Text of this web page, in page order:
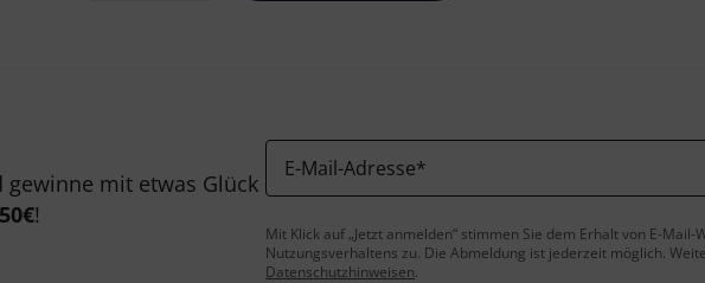
mit etwas Glück
50€!
E-Mail-Adresse*
Mit Klick auf „Jetzt anmelden“ stimmen Sie dem Erhalt von E-
Nutzungsverhaltens zu. Die Abmeldung ist jederzeit möglich.
Datenschutzhinweisen.